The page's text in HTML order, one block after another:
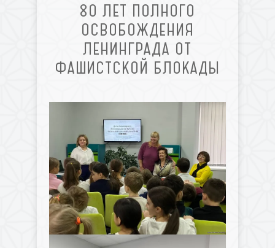
80 ЛЕТ ПОЛНОГО
ОСВОБОЖДЕНИЯ
ЛЕНИНГРАДА ОТ
ФАШИСТСКОЙ БЛОКАДЫ